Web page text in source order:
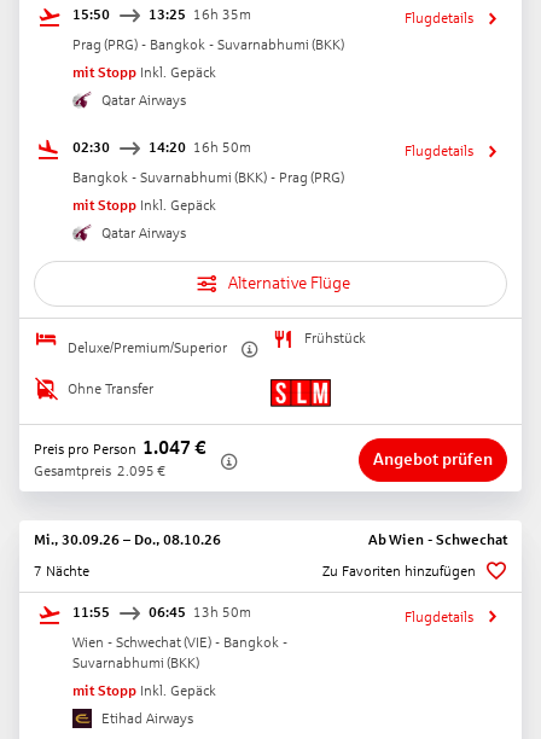
15:50 13:25 16h 35m
Prag (PRG) - Bangkok - Suvarnabhumi (BKK)
mit Stopp Inkl. Gepäck
Qatar Airways
Flugdetails
02:30 14:20 16h 50m
Bangkok - Suvarnabhumi (BKK) - Prag (PRG)
mit Stopp Inkl. Gepäck
Qatar Airways
Flugdetails
Alternative Flüge
Deluxe/Premium/Superior
Frühstück
Ohne Transfer
Preis pro Person 1.047 €
Gesamtpreis 2.095 €
Angebot prüfen
Mi., 30.09.26 – Do., 08.10.26 AbWien - Schwechat
7 Nächte
Zu Favoriten hinzufügen
11:55 06:45 13h 50m
Wien - Schwechat(VIE) - Bangkok -
Suvarnabhumi (BKK)
mit Stopp Inkl. Gepäck
Etihad Airways
Flugdetails